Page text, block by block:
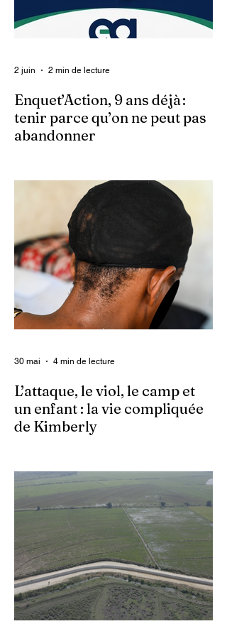
Enquet’Action, 9 ans déjà :
tenir parce qu’on ne peut pas
abandonner
années depuis que nous avons osé doter
le pays d’un média dédié à l’investigation et
au journalisme de fond.
2 juin 2 min de lecture
L’attaque, le viol, le camp et
un enfant : la vie compliquée
de Kimberly
armés continuent d’imposer leur loi par la
terreur. Aux côtés des extorsions et des
massacres, le viol demeure l’une des
armes qu’ils utilisent pour asservir les
communautés. Face à cet instrument de
punition et de contrôle qui déshumanise
des milliers de femmes et de filles, ce sont
les organisations non gouvernementales
(ONG) qui se retrouvent en première ligne
pour accompagner les survivantes sur le
30 mai 4 min de lecture